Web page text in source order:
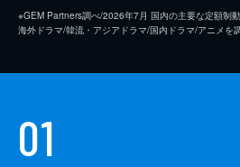
※GEM Partners調べ/2026年7⽉ 国内の主要な定額制
海外ドラマ/韓流・アジアドラマ/国内ドラマ/アニメを
01